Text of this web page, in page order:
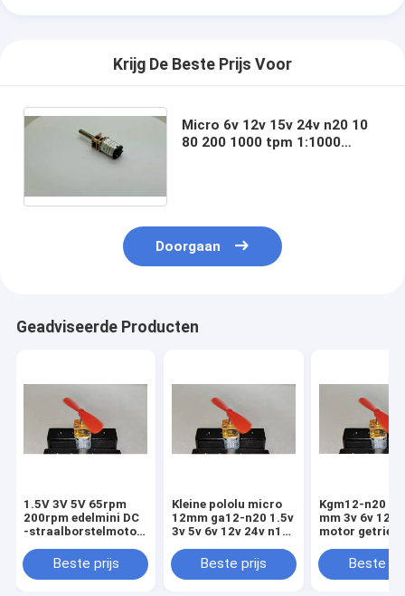
Krijg De Beste Prijs Voor
Micro 6v 12v 15v 24v n20 10
80 200 1000 tpm 1:1000
Doorgaan
Geadviseerde Producten
1.5V 3V 5V 65rpm
200rpm edelmini DC
-straalborstelmotor
Beste prijs
Kleine pololu micro
12mm ga12-n20 1.5v
3v 5v 6v 12v 24v n10
metalen
versnellingsmotor
Beste prijs
Kgm12-n20
mm 3v 6v 12v
motor
Beste